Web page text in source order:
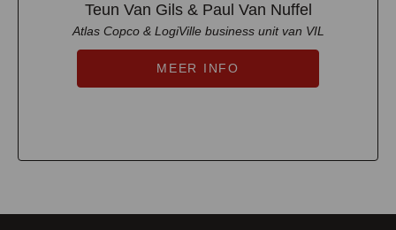
Teun Van Gils & Paul Van Nuffel
Atlas Copco & LogiVille business unit van VIL
MEER INFO